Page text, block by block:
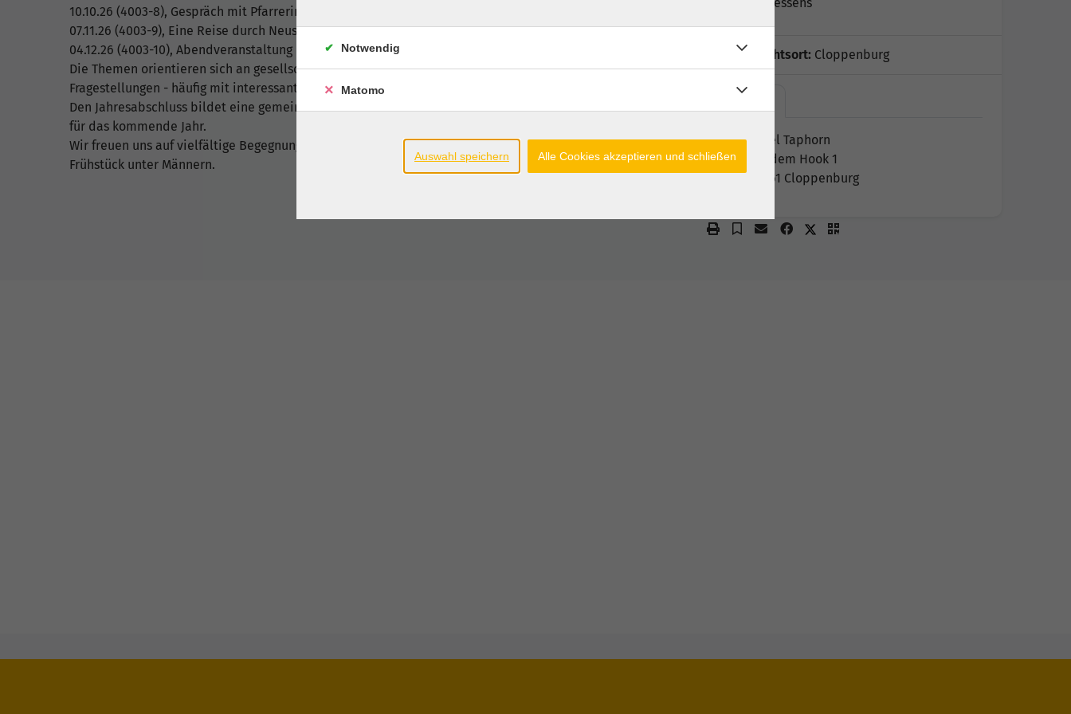
10.10.26 (4003-8), Gespräch mit Pfarrerin Eva- Maria Burke
07.11.26 (4003-9), Eine Reise durch Neuseeland (Stephan Suttrup)
04.12.26 (4003-10), Abendveranstaltung Rückblick und Ausblick
Die Themen orientieren sich an gesellschaftlichen, politischen, kulturellen oder regionalen
Fragestellungen - häufig mit interessanten Gastrednern.
Den Jahresabschluss bildet eine gemeinsame Abendveranstaltung mit Rückblick und Ideensammlung
für das kommende Jahr.
Wir freuen uns auf vielfältige Begegnungen, spannende Gespräche und neue Impulse - beim
Frühstück unter Männern.
Unterrichtsort: Cloppenburg
Hotel Taphorn
Auf dem Hook 1
49661 Cloppenburg
Notwendig
Matomo
Auswahl speichern Alle Cookies akzeptieren und schließen